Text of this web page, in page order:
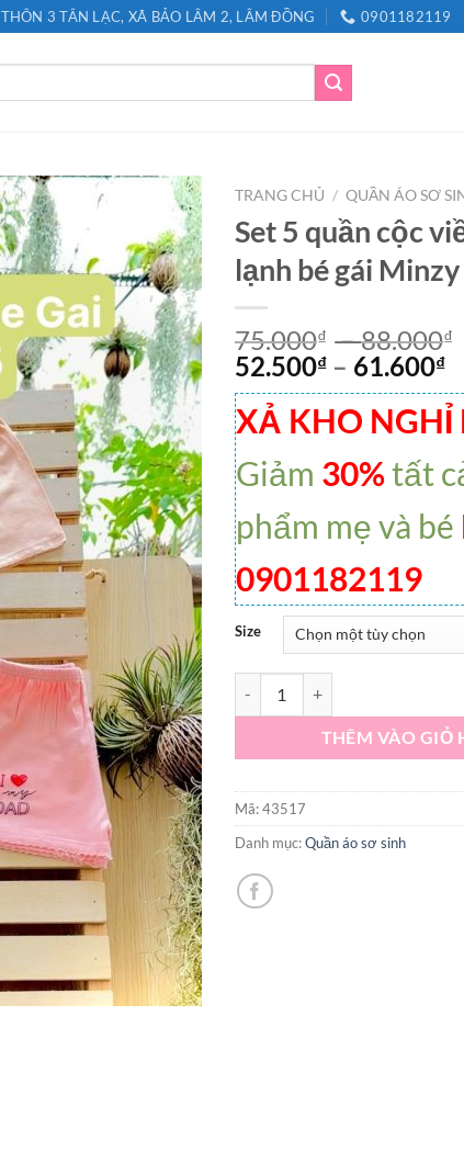
THÔN 3 TÂN LẠC, XÃ BẢO LÂM 2, LÂM ĐỒNG 0901182119
TRANG CHỦ / QUẦN ÁO SƠ
Set 5 quần cộc
lạnh bé gái Minzy
75.000₫ –88.000₫
52.500₫ – 61.600₫
XẢ KHO NGHỈ
Giảm 30%tất
phẩm mẹ và bé
0901182119
Size
THÊM VÀO GIỎ
Mã:43517
Danh mục:Quần áo sơ sinh